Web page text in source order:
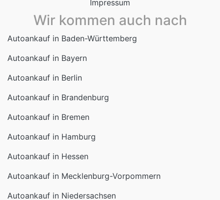
Wir kommen auch nach
Autoankauf in Baden-Württemberg
Autoankauf in Berlin
Autoankauf in Niedersachsen